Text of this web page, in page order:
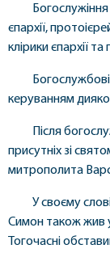
єпархії,
клірики єпархії
Богослужбові
керуванням
Після
присутніх зі
митрополита
У своєму
Симон також жив
Тогочасні